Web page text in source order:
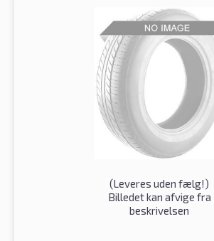
(Leveres uden fælg!)
Billedet kan afvige fra
beskrivelsen